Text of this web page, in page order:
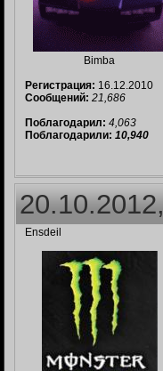
Bimba
Регистрация: 16.12.2010
Сообщений: 21,686
Поблагодарил: 4,063
Поблагодарили: 10,940
Ensdeil